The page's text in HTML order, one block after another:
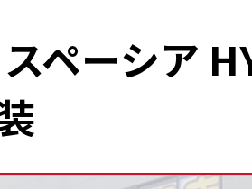
ペーシア